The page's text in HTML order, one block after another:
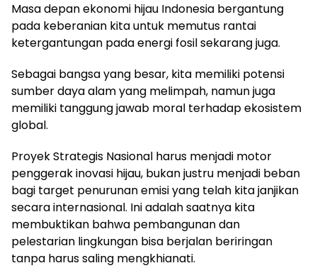
Masa depan ekonomi hijau Indonesia bergantung
pada keberanian kita untuk memutus rantai
ketergantungan pada energi fosil sekarang juga.
Sebagai bangsa yang besar, kita memiliki potensi
sumber daya alam yang melimpah, namun juga
memiliki tanggung jawab moral terhadap ekosistem
global.
Proyek Strategis Nasional harus menjadi motor
penggerak inovasi hijau, bukan justru menjadi beban
bagi target penurunan emisi yang telah kita janjikan
secara internasional. Ini adalah saatnya kita
membuktikan bahwa pembangunan dan
pelestarian lingkungan bisa berjalan beriringan
tanpa harus saling mengkhianati.